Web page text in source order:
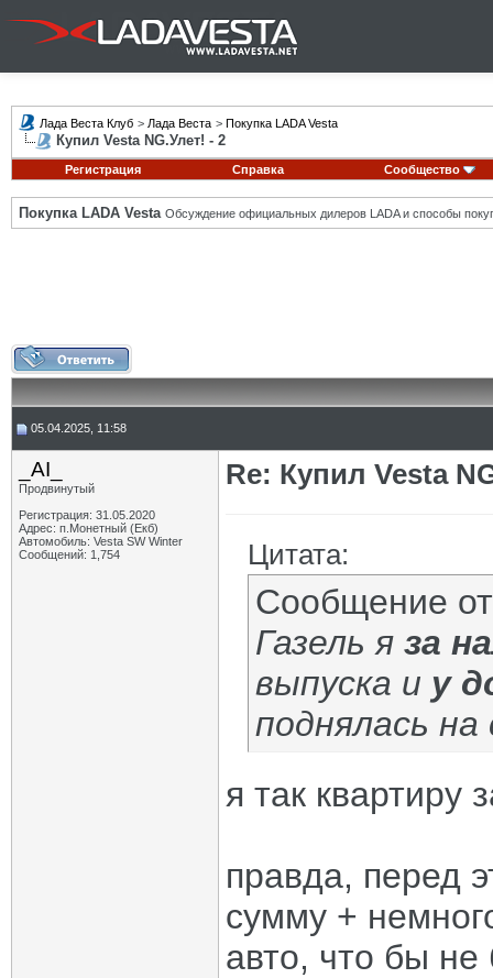
Лада Веста Клуб > Лада Веста > Покупка LADA Vesta
Купил Vesta NG.Улет! - 2
Регистрация Справка Сообщество
Покупка LADA Vesta Обсуждение официальных дилеров LADA и способы
05.04.2025, 11:58
_AI_
Продвинутый
Регистрация: 31.05.2020
Адрес: п.Монетный (Екб)
Автомобиль: Vesta SW Winter
Сообщений: 1,754
Re: Купил Vesta
Цитата:
Сообщение
Газель я за
выпуска и у
поднялась на
я так квартиру
правда, перед
сумму +
авто, что бы